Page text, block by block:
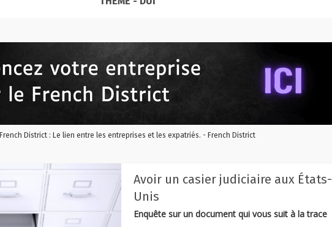
French District : Le lien entre les entreprises et les expatriés. - French District
Avoir un casier judiciaire aux États-
Unis
Enquête sur un document qui vous suit à la trace